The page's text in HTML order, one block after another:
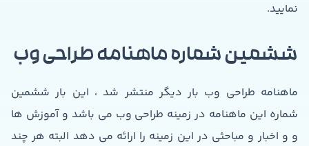
نمایید.
ششمین شماره ماهنامه طراحی وب
ماهنامه طراحی وب بار دیگر منتشر شد ، این بار ششمین
شماره این ماهنامه در زمینه طراحی وب می باشد و آموزش ها
و و اخبار و مباحثی در این زمینه را ارائه می دهد البته هر چند